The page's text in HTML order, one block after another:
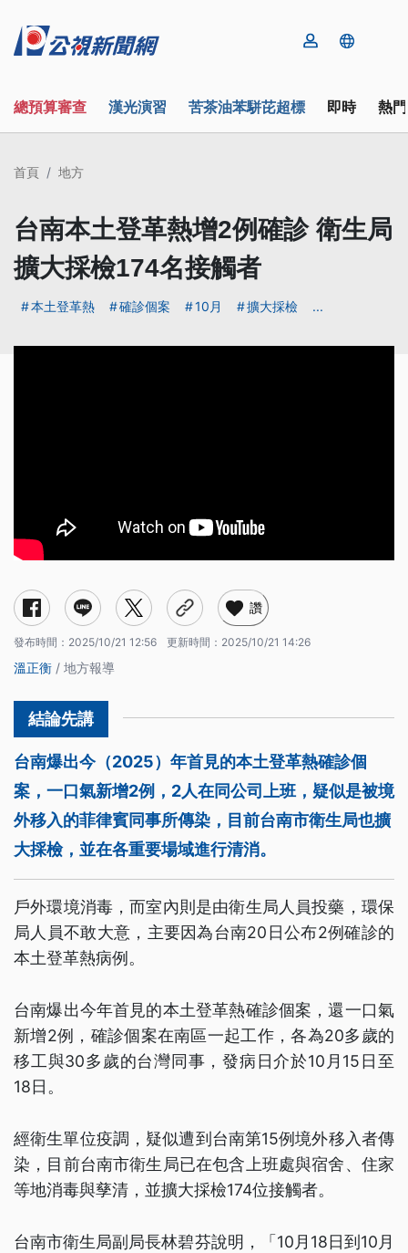
總預算審查 漢光演習 苦茶油苯駢芘超標 即時 熱
首頁 地方
台南本土登革熱增2例確診 衛生局
擴大採檢174名接觸者
本土登革熱 確診個案 10月 擴大採檢 ...
讚
發布時間： 2025/10/21 12:56 更新時間： 2025/10/21 14:26
溫正衡 / 地方報導
台南爆出今（2025）年首見的本土登革熱確診個
案，一口氣新增2例，2人在同公司上班，疑似是被境
外移入的菲律賓同事所傳染，目前台南市衛生局也擴
大採檢，並在各重要場域進行清消。
戶外環境消毒，而室內則是由衛生局人員投藥，環保
局人員不敢大意，主要因為台南20日公布2例確診的
本土登革熱病例。
台南爆出今年首見的本土登革熱確診個案，還一口氣
新增2例，確診個案在南區一起工作，各為20多歲的
移工與30多歲的台灣同事，發病日介於10月15日至
18日。
經衛生單位疫調，疑似遭到台南第15例境外移入者傳
染，目前台南市衛生局已在包含上班處與宿舍、住家
等地消毒與孳清，並擴大採檢174位接觸者。
台南市衛生局副局長林碧芬說明，「10月18日到10月